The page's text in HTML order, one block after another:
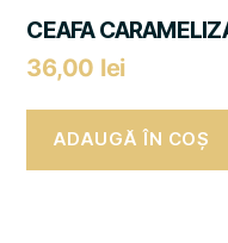
CEAFA
36,00 lei
ADAUGĂ ÎN COȘ